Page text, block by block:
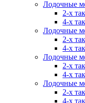
Лодочные
2-х
4-х
Лодочные
2-х
4-х
Лодочные
2-х
4-х
Лодочные
2-х
4-х